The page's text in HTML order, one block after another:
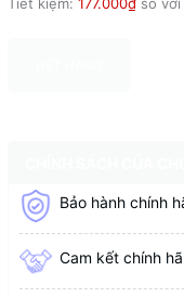
Bảo hành chính
Cam kết chính